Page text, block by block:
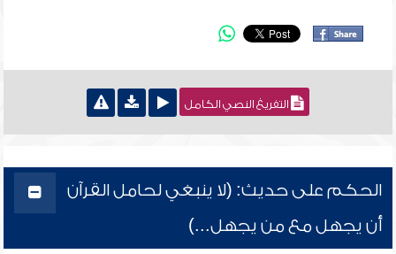
التفريغ النصي الكامل
الحكم على حديث: (لا ينبغي لحامل القرآن
أن يجهل مع من يجهل...)